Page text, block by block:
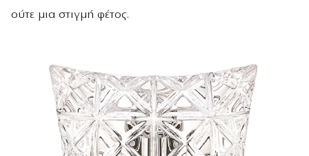
ούτε μια στιγμή φέτος.